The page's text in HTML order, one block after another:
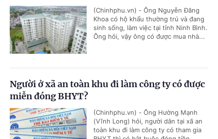
(Chinhphu.vn) - Ông Nguyễn Đăng
Khoa có hộ khẩu thường trú và đang
sinh sống, làm việc tại tỉnh Ninh Bình.
Ông hỏi, vậy ông có được mua nhà...
Người ở xã an toàn khu đi làm công ty có được
miễn đóng BHYT?
(Chinhphu.vn) - Ông Hường Mạnh
(Vĩnh Long) hỏi, người dân tại xã an
toàn khu đi làm công ty có tham gia